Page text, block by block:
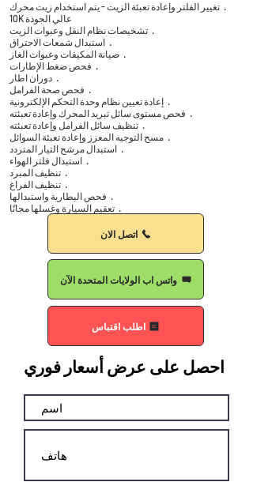
· تغيير الفلتر وإعادة تعبئة الزيت - يتم استخدام زيت محرك
عالي الجودة 10K
· تشخيصات نظام النقل وعبوات الزيت
· استبدال شمعات الاحتراق
· صيانة المكيفات وعبوات الغاز
· فحص ضغط الإطارات
· دوران اطار
· فحص صحة الفرامل
· إعادة تعيين نظام وحدة التحكم الإلكترونية
· فحص مستوى سائل تبريد المحرك وإعادة تعبئته
· تنظيف سائل الفرامل وإعادة تعبئته
· مسح التوجيه المعزز وإعادة تعبئة السوائل
· استبدال مرشح التيار المتردد
· استبدال فلتر الهواء
· تنظيف المبرد
· تنظيف الفراغ
· فحص البطارية واستبدالها
· تعقيم السيارة وغسلها مجانًا
اتصل الان
واتس اب الولايات المتحدة الآن
اطلب اقتباس
احصل على عرض أسعار فوري